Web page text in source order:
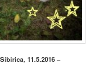
11.5.2016 –